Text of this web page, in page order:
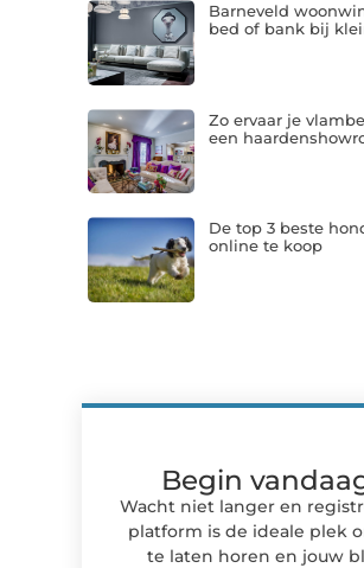
Barneveld
bed of bank bij
Zo ervaar je
een
De top 3 beste
online te koop
Begin
Wacht niet langer en
platform is de ideale plek
te laten horen en jouw